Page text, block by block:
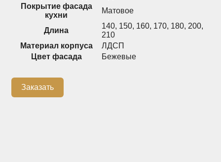
Доставка
Сотрудничество
Покрытие фасада
кухни
Матовое
Длина
140, 150, 160, 170, 180, 200,
210
Материал корпуса
ЛДСП
Цвет фасада
Бежевые
Заказать